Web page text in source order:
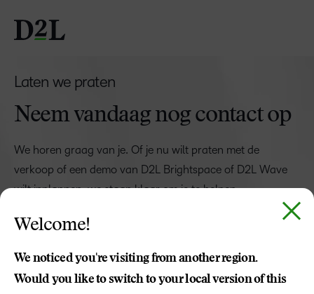
Laten we praten
Neem vandaag nog contact op
We horen graag van je. Of je nu wilt praten met de
verkoop of een demo van D2L Brightspace of D2L Wave
wilt inplannen, we staan klaar om je te helpen.
Vul het formulier in en een D2L-medewerker neemt
Ben je op zoek naar ondersteuning?
Welcome!
We noticed you're visiting from another region.
Would you like to switch to your local version of this